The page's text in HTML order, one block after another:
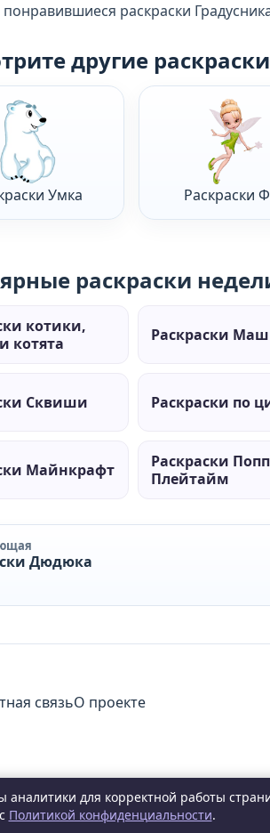
раскраски
другие
Умка Раскраски
раскраски
котики,
котята
Раскраски
Сквиши Раскраски по
Майнкрафт
Раскраски
Плейтайм
Дюдюка
связьО проекте
аналитики для корректной работы
Политикой конфиденциальности.